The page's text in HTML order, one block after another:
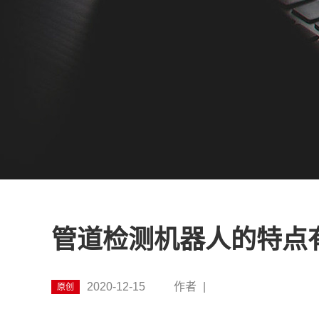
管道检测机器人的特点
原创 2020-12-15 作者